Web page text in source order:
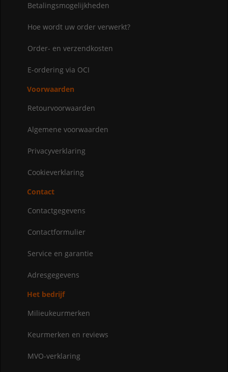
Betalingsmogelijkheden
Hoe wordt uw order verwerkt?
Order- en verzendkosten
E-ordering via OCI
Voorwaarden
Retourvoorwaarden
Algemene voorwaarden
Privacyverklaring
Cookieverklaring
Contact
Contactgegevens
Contactformulier
Service en garantie
Adresgegevens
Het bedrijf
Milieukeurmerken
Keurmerken en reviews
MVO-verklaring